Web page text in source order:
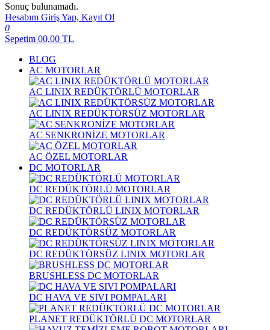
Sonuç bulunamadı.
Hesabım Giriş Yap, Kayıt Ol
0
Sepetim 00,00 TL
BLOG
AC MOTORLAR
AC LINIX REDÜKTÖRLÜ MOTORLAR
AC LINIX REDÜKTÖRSÜZ MOTORLAR
AC SENKRONİZE MOTORLAR
AC ÖZEL MOTORLAR
DC MOTORLAR
DC REDÜKTÖRLÜ MOTORLAR
DC REDÜKTÖRLÜ LINIX MOTORLAR
DC REDÜKTÖRSÜZ MOTORLAR
DC REDÜKTÖRSÜZ LINIX MOTORLAR
BRUSHLESS DC MOTORLAR
DC HAVA VE SIVI POMPALARI
PLANET REDÜKTÖRLÜ DC MOTORLAR